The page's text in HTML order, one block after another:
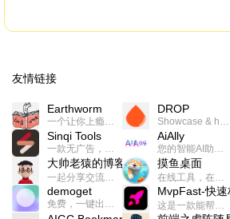
友情链接
Earthworm DROP
Sinqi Tools AiAlly
大帅老猿的博客 摸鱼桌面
demoget MvpFast-快
这是一款能帮助你快速构建个人网站的应用，使用最新的前端技术栈，集成登录、鉴权、手机、邮箱、数据库、博客、文章、支付等等网站所需要的功能，你只需要花几个小时开发你的核心功能就可以上线，一次购买，永久拥有